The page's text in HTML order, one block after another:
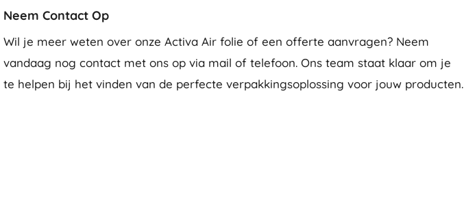
Neem Contact Op
Wil je meer weten over onze Activa Air folie of een offerte aanvragen? Neem
vandaag nog contact met ons op via mail of telefoon. Ons team staat klaar om je
te helpen bij het vinden van de perfecte verpakkingsoplossing voor jouw producten.